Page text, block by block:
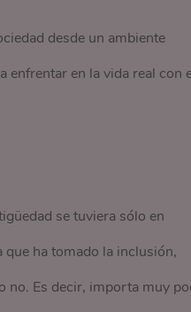
desde un ambiente
enfrentar en la vida real con
se tuviera sólo en
que ha tomado la inclusión,
no. Es decir, importa muy